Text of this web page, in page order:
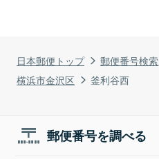
日本郵便トップ 郵便番号検索
横浜市金沢区
釜利谷西
郵便番号を調べる